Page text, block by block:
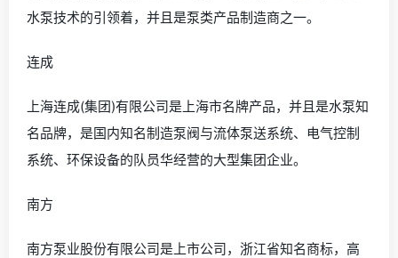
水泵技术的引领着，并且是泵类产品制造商之一。
连成
上海连成(集团)有限公司是上海市名牌产品，并且是水泵知
名品牌，是国内知名制造泵阀与流体泵送系统、电气控制
系统、环保设备的队员华经营的大型集团企业。
南方
南方泵业股份有限公司是上市公司，浙江省知名商标，高